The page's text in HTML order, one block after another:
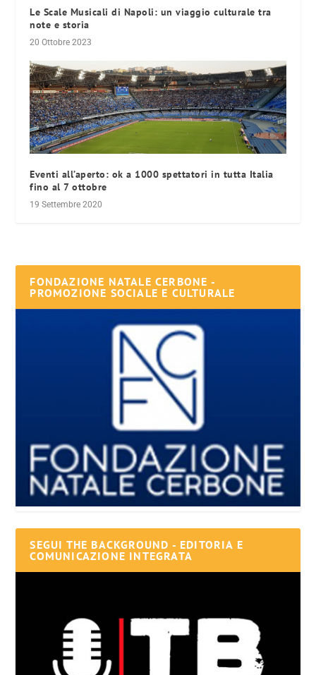
Le Scale Musicali di Napoli: un viaggio culturale tra
note e storia
20 Ottobre 2023
Eventi all’aperto: ok a 1000 spettatori in tutta Italia
fino al 7 ottobre
19 Settembre 2020
FONDAZIONE NATALE CERBONE -
PROMOZIONE SOCIALE E CULTURALE
SEGUI THE BACKGROUND - EDITORIA E
COMUNICAZIONE INTEGRATA